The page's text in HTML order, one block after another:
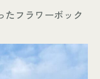
たフラワーボック